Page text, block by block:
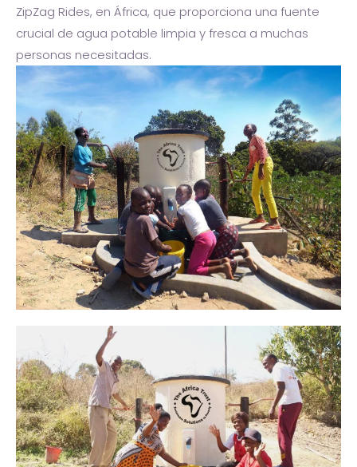
ZipZag Rides, en África, que proporciona una fuente
crucial de agua potable limpia y fresca a muchas
personas necesitadas.